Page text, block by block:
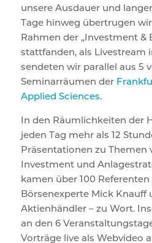
unsere Ausdauer und
Tage hinweg übertrugen
Rahmen der „Investment &
stattfanden, als Livestream
sendeten wir parallel aus 5
Seminarräumen der
Applied Sciences.
In den Räumlichkeiten der
jeden Tag mehr als 12
Präsentationen zu Themen
Investment und
kamen über 100
Börsenexperte Mick Knauff
Aktienhändler – zu Wort.
an den 6
Vorträge live als Webvideo